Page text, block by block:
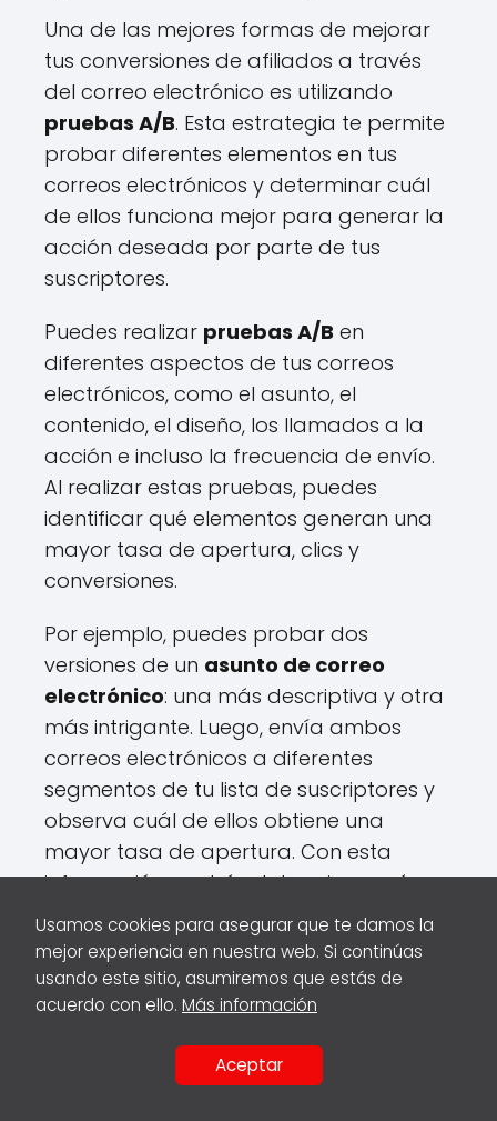
Una de las mejores formas de mejorar
tus conversiones de afiliados a través
del correo electrónico es utilizando
pruebas A/B. Esta estrategia te permite
probar diferentes elementos en tus
correos electrónicos y determinar cuál
de ellos funciona mejor para generar la
acción deseada por parte de tus
suscriptores.
Puedes realizar pruebas A/B en
diferentes aspectos de tus correos
electrónicos, como el asunto, el
contenido, el diseño, los llamados a la
acción e incluso la frecuencia de envío.
Al realizar estas pruebas, puedes
identificar qué elementos generan una
mayor tasa de apertura, clics y
conversiones.
Por ejemplo, puedes probar dos
versiones de un asunto de correo
electrónico: una más descriptiva y otra
más intrigante. Luego, envía ambos
correos electrónicos a diferentes
segmentos de tu lista de suscriptores y
observa cuál de ellos obtiene una
mayor tasa de apertura. Con esta
información, podrás determinar qué
tipo de asunto atrae más la atención de
tus suscriptores y generar mayores
conversiones.
probar diferentesllamados a la acción
en tus correos electrónicos. Por ejemplo,
Usamos cookies para asegurar que te damos la
mejor experiencia en nuestra web. Si continúas
usando este sitio, asumiremos que estás de
acuerdo con ello. Más información
Aceptar